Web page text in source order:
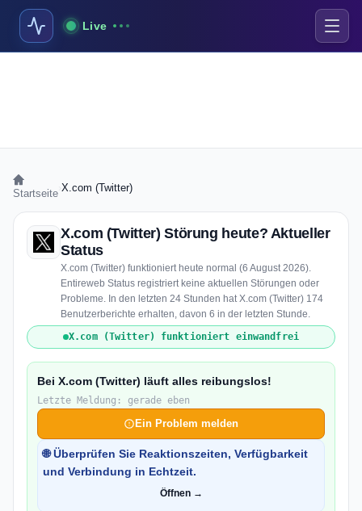
Live
Startseite X.com (Twitter)
X.com (Twitter) Störung heute? Aktueller
Status
X.com (Twitter) funktioniert heute normal (6 August 2026).
Entireweb Status registriert keine aktuellen Störungen oder
Probleme. In den letzten 24 Stunden hat X.com (Twitter) 174
Benutzerberichte erhalten, davon 6 in der letzten Stunde.
X.com (Twitter) funktioniert einwandfrei
Bei X.com (Twitter) läuft alles reibungslos!
Letzte Meldung: gerade eben
Ein Problem melden
🌐 Überprüfen Sie Reaktionszeiten, Verfügbarkeit
und Verbindung in Echtzeit.
Öffnen →